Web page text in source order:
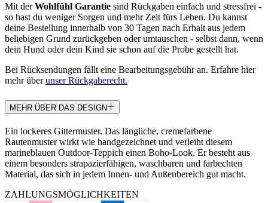
Mit derWohlfühl Garantie sind Rückgaben einfach und stressfrei -
so hast du weniger Sorgen und mehr Zeit fürs Leben. Du kannst
deine Bestellung innerhalb von 30 Tagen nach Erhalt aus jedem
beliebigen Grund zurückgeben oder umtauschen - selbst dann, wenn
dein Hund oder dein Kind sie schon auf die Probe gestellt hat.
Bei Rücksendungen fällt eine Bearbeitungsgebühr an. Erfahre hier
mehr überunser Rückgaberecht.
MEHR ÜBER DAS DESIGN
Ein lockeres Gittermuster. Das längliche, cremefarbene
Rautenmuster wirkt wie handgezeichnet und verleiht diesem
marineblauen Outdoor-Teppich einen Boho-Look. Er besteht aus
einem besonders strapazierfähigen, waschbaren und farbechten
Material, das sich in jedem Innen- und Außenbereich gut macht.
ZAHLUNGSMÖGLICHKEITEN